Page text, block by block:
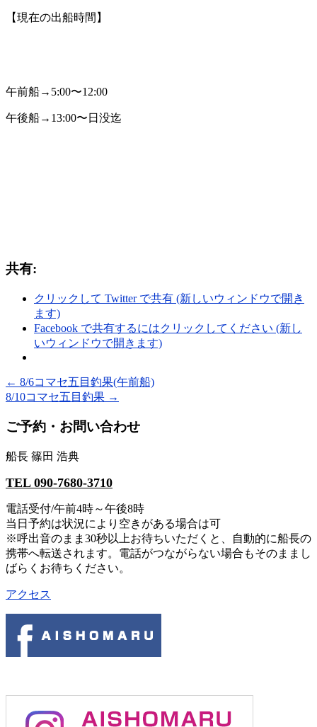
【現在の出船時間】
午前船→5:00〜12:00
午後船→13:00〜日没迄
共有:
クリックして Twitter で共有 (新しいウィンドウで開き
ます)
Facebook で共有するにはクリックしてください (新し
いウィンドウで開きます)
← 8/6コマセ五目釣果(午前船)
8/10コマセ五目釣果 →
ご予約・お問い合わせ
船長 篠田 浩典
TEL 090-7680-3710
電話受付/午前4時～午後8時
当日予約は状況により空きがある場合は可
※呼出音のまま30秒以上お待ちいただくと、自動的に船長の
携帯へ転送されます。電話がつながらない場合もそのままし
ばらくお待ちください。
アクセス